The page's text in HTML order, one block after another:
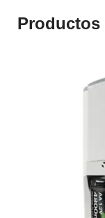
Productos